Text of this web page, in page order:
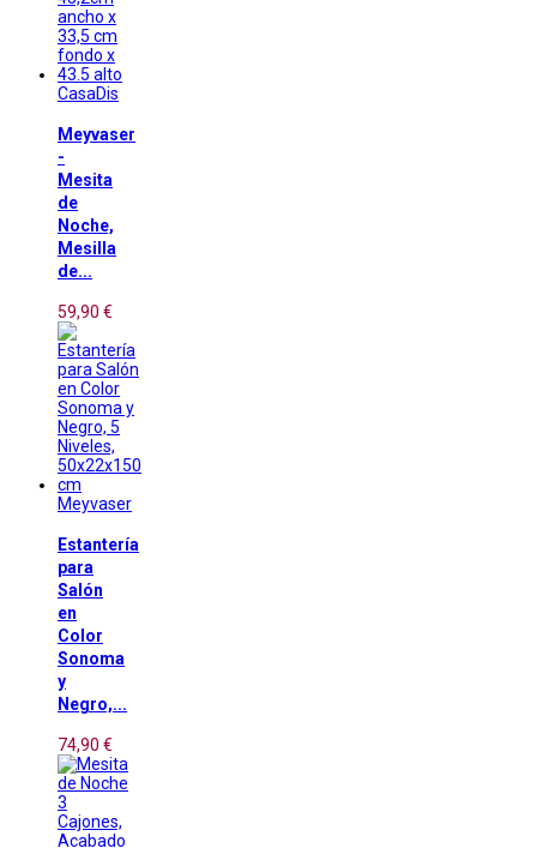
CasaDis
Meyvaser
-
Mesita
de
Noche,
Mesilla
de...
59,90 €
Meyvaser
Estantería
para
Salón
en
Color
Sonoma
y
Negro,...
74,90 €